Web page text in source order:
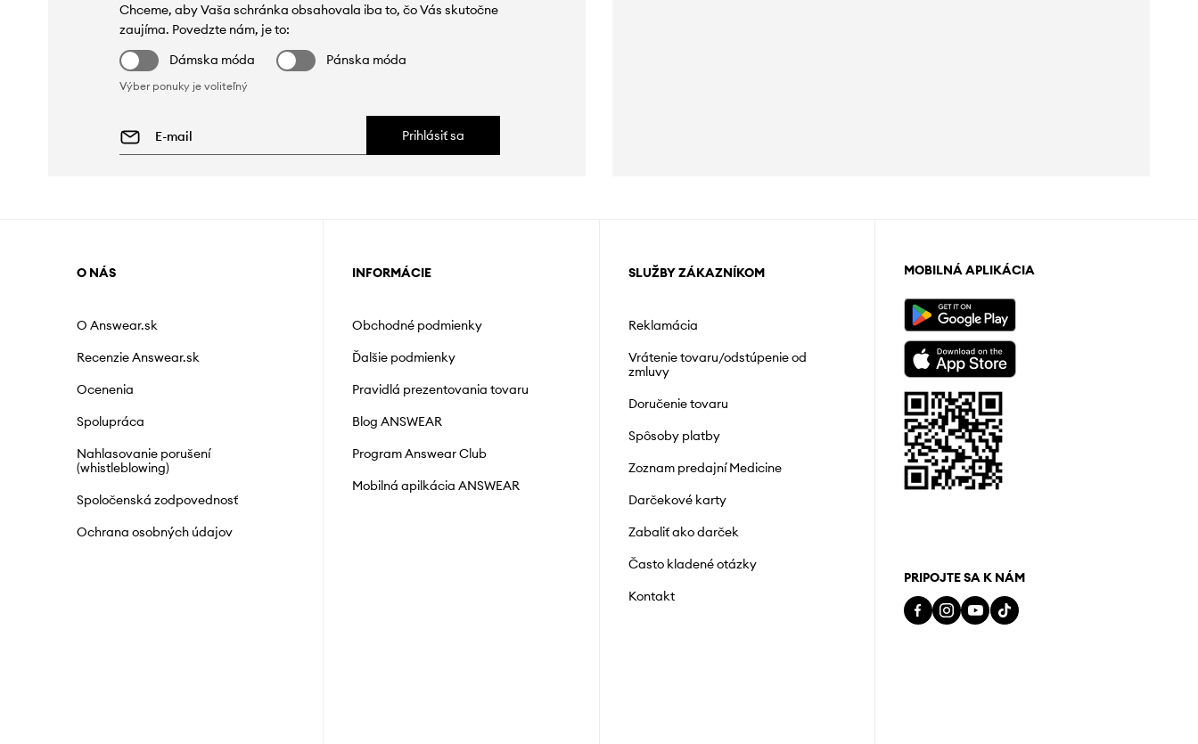
Chceme, aby Vaša schránka obsahovala iba to, čo Vás skutočne
zaujíma. Povedzte nám, je to:
Dámska móda
Pánska móda
Výber ponuky je voliteľný
Prihlásiť sa
O NÁS
O Answear.sk
Recenzie Answear.sk
Ocenenia
Spolupráca
Nahlasovanie porušení
(whistleblowing)
Spoločenská zodpovednosť
Ochrana osobných údajov
INFORMÁCIE
Obchodné podmienky
Ďalšie podmienky
Pravidlá prezentovania tovaru
Blog ANSWEAR
Program Answear Club
Mobilná apilkácia ANSWEAR
SLUŽBY ZÁKAZNÍKOM
Reklamácia
Vrátenie tovaru/odstúpenie od
zmluvy
Doručenie tovaru
Spôsoby platby
Zoznam predajní Medicine
Darčekové karty
Zabaliť ako darček
Často kladené otázky
Kontakt
MOBILNÁ APLIKÁCIA
PRIPOJTE SA K NÁM